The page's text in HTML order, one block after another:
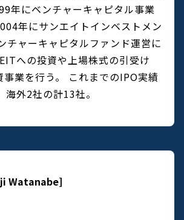
年にベンチャーキャピタル事業
年にサンエイトインベストメン
チャーキャピタルファンド運営に
への投資や上場株式の引受け
業を行う。
これまでのIPO実績
外2社の計13社。
Watanabe]